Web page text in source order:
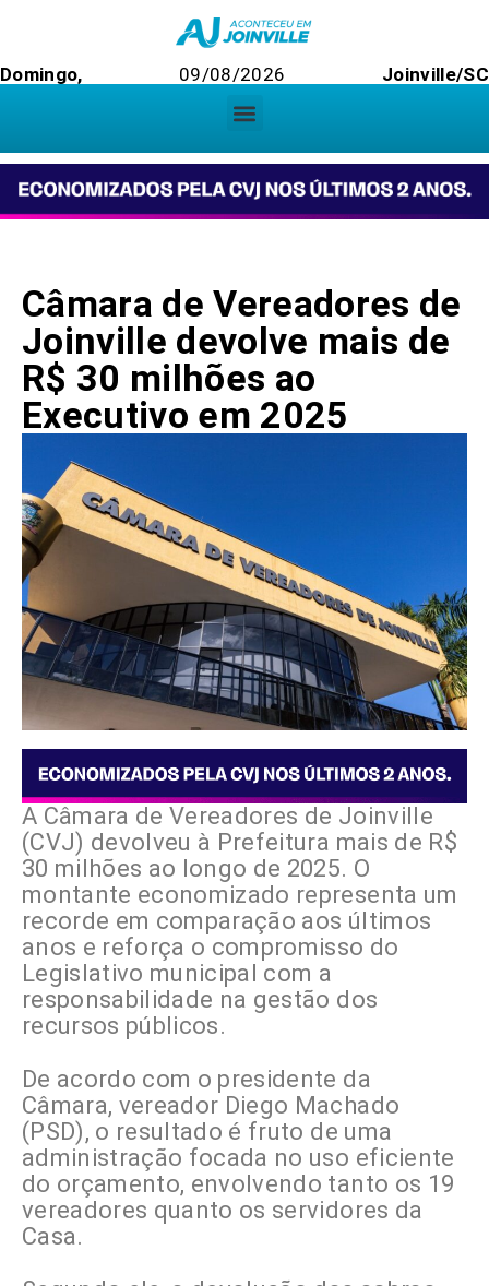
Domingo, 09/08/2026 Joinville/SC
Câmara de Vereadores de
Joinville devolve mais de
R$ 30 milhões ao
Executivo em 2025
A Câmara de Vereadores de Joinville
(CVJ) devolveu à Prefeitura mais de R$
30 milhões ao longo de 2025. O
montante economizado representa um
recorde em comparação aos últimos
anos e reforça o compromisso do
Legislativo municipal com a
responsabilidade na gestão dos
recursos públicos.
De acordo com o presidente da
Câmara, vereador Diego Machado
(PSD), o resultado é fruto de uma
administração focada no uso eficiente
do orçamento, envolvendo tanto os 19
vereadores quanto os servidores da
Casa.